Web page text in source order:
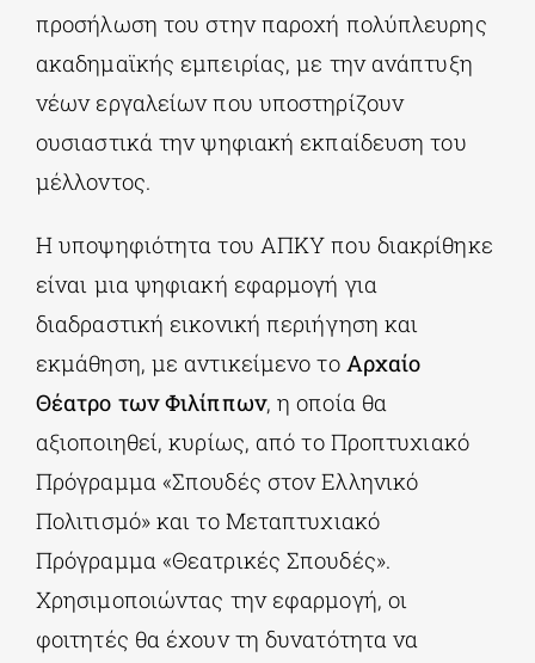
προσήλωση του στην παροχή πολύπλευρης
ακαδημαϊκής εμπειρίας, με την ανάπτυξη
νέων εργαλείων που υποστηρίζουν
ουσιαστικά την ψηφιακή εκπαίδευση του
μέλλοντος.
Η υποψηφιότητα του ΑΠΚΥ που διακρίθηκε
είναι μια ψηφιακή εφαρμογή για
διαδραστική εικονική περιήγηση και
εκμάθηση, με αντικείμενο το Αρχαίο
Θέατρο των Φιλίππων, η οποία θα
αξιοποιηθεί, κυρίως, από το Προπτυχιακό
Πρόγραμμα «Σπουδές στον Ελληνικό
Πολιτισμό» και το Μεταπτυχιακό
Πρόγραμμα «Θεατρικές Σπουδές».
Χρησιμοποιώντας την εφαρμογή, οι
φοιτητές θα έχουν τη δυνατότητα να